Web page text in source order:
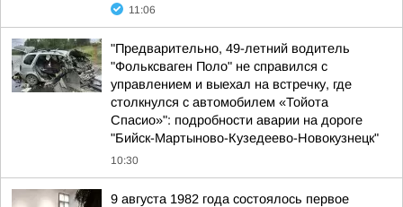
11:06
"Предварительно, 49-летний водитель
"Фольксваген Поло" не справился с
управлением и выехал на встречку, где
столкнулся с автомобилем «Тойота
Спасио»": подробности аварии на дороге
"Бийск-Мартыново-Кузедеево-Новокузнецк"
10:30
9 августа 1982 года состоялось первое